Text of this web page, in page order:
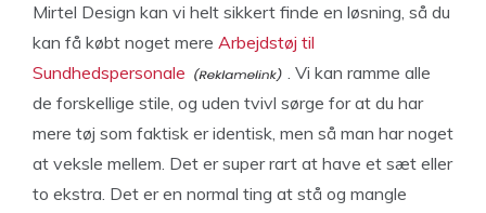
Mirtel Design kan vi helt sikkert finde en løsning, så du
kan få købt noget mere Arbejdstøj til
Sundhedspersonale
. Vi kan ramme alle
de forskellige stile, og uden tvivl sørge for at du har
mere tøj som faktisk er identisk, men så man har noget
at veksle mellem. Det er super rart at have et sæt eller
to ekstra. Det er en normal ting at stå og mangle